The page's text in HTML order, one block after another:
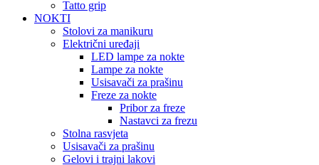
Tatto grip
NOKTI
Stolovi za manikuru
Električni uređaji
LED lampe za nokte
Lampe za nokte
Usisavači za prašinu
Freze za nokte
Pribor za freze
Nastavci za frezu
Stolna rasvjeta
Usisavači za prašinu
Gelovi i trajni lakovi